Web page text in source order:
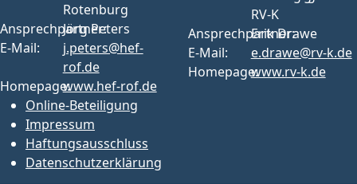
Rotenburg
Ansprechpartner:
Jörg Peters
E-Mail:
j.peters@hef-
rof.de
Homepage:www.hef-rof.de
RV-K
Ansprechpartner:
Erik Drawe
E-Mail:
e.drawe@rv-k.de
Homepage:www.rv-k.de
Online-Beteiligung
Impressum
Haftungsausschluss
Datenschutzerklärung